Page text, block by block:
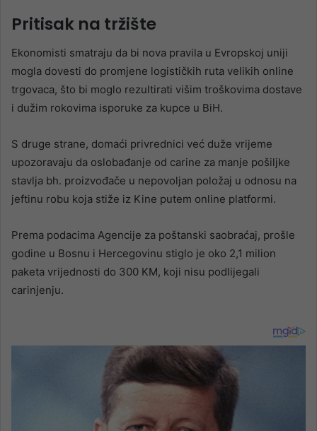
Pritisak na tržište
Ekonomisti smatraju da bi nova pravila u Evropskoj uniji
mogla dovesti do promjene logističkih ruta velikih online
trgovaca, što bi moglo rezultirati višim troškovima dostave
i dužim rokovima isporuke za kupce u BiH.
S druge strane, domaći privrednici već duže vrijeme
upozoravaju da oslobađanje od carine za manje pošiljke
stavlja bh. proizvođače u nepovoljan položaj u odnosu na
jeftinu robu koja stiže iz Kine putem online platformi.
Prema podacima Agencije za poštanski saobraćaj, prošle
godine u Bosnu i Hercegovinu stiglo je oko 2,1 milion
paketa vrijednosti do 300 KM, koji nisu podlijegali
carinjenju.